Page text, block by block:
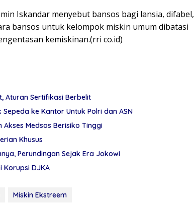
Iskandar menyebut bansos bagi lansia, difabel,
bansos untuk kelompok miskin umum dibatasi
kemiskinan.(rri co.id)
Aturan Sertifikasi Berbelit
ke Kantor Untuk Polri dan ASN
Akses Medsos Berisiko Tinggi
Khusus
Perundingan Sejak Era Jokowi
Korupsi DJKA
Miskin Ekstreem